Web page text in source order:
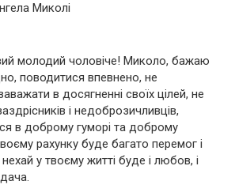
Миколі
молодий чоловіче! Миколо, бажаю
поводитися впевнено, не
в досягненні своїх цілей, не
і недоброзичливців,
в доброму гуморі та доброму
рахунку буде багато перемог і
у твоєму житті буде і любов, і